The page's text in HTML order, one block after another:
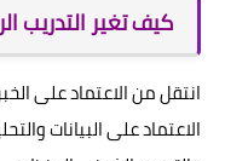
كيف تغير التدريب
انتقل من الاعتماد على
الاعتماد على البيانات